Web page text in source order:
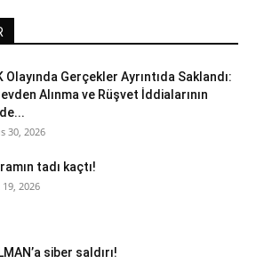
Olayında Gerçekler Ayrıntıda Saklandı:
Alınma ve Rüşvet İddialarının
30, 2026
tadı kaçtı!
2026
siber saldırı!